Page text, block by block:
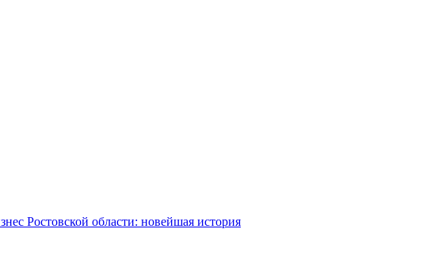
Ростовской области: новейшая история